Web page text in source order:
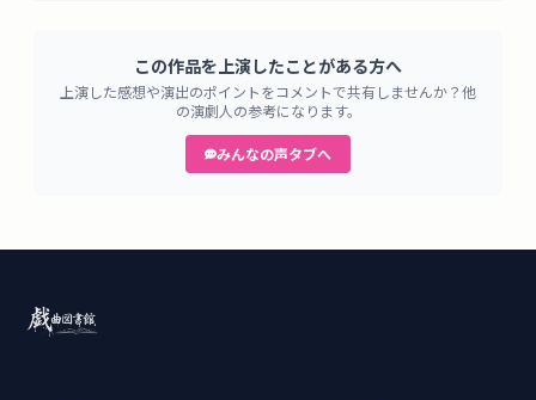
この作品を上演したことがある方へ
上演した感想や演出のポイントをコメントで共有しませんか？他
の演劇人の参考になります。
みんなの声タブへ